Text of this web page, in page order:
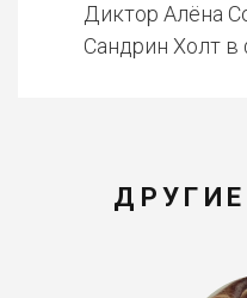
Диктор Алёна
Сандрин Холт в